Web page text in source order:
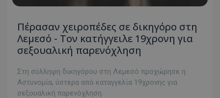
Πέρασαν χειροπέδες σε δικηγόρο στη
Λεμεσό - Τον κατήγγειλε 19χρονη για
σεξουαλική παρενόχληση
Στη σύλληψη δικηγόρου στη Λεμεσό προχώρησε η
Αστυνομία, ύστερα από καταγγελία 19χρονης για
σεξουαλική παρενόχληση.